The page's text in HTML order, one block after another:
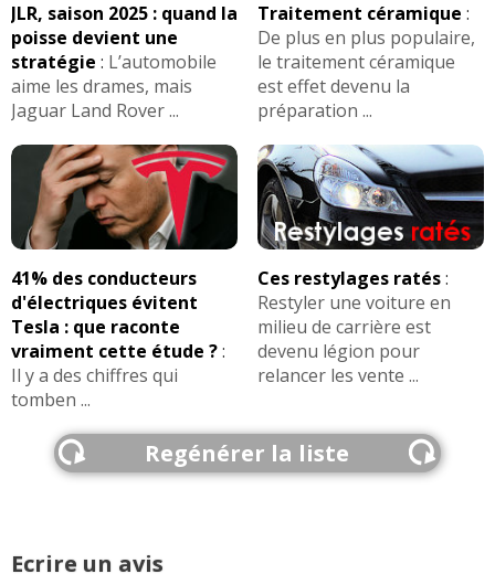
JLR, saison 2025 : quand la
poisse devient une
stratégie : L’automobile
aime les drames, mais
Jaguar Land Rover ...
Traitement céramique :
De plus en plus populaire,
le traitement céramique
est effet devenu la
préparation ...
41% des conducteurs
d'électriques évitent
Tesla : que raconte
vraiment cette étude ?:
Il y a des chiffres qui
tomben ...
Ces restylages ratés:
Restyler une voiture en
milieu de carrière est
devenu légion pour
relancer les vente ...
Regénérer la liste
Ecrire un avis